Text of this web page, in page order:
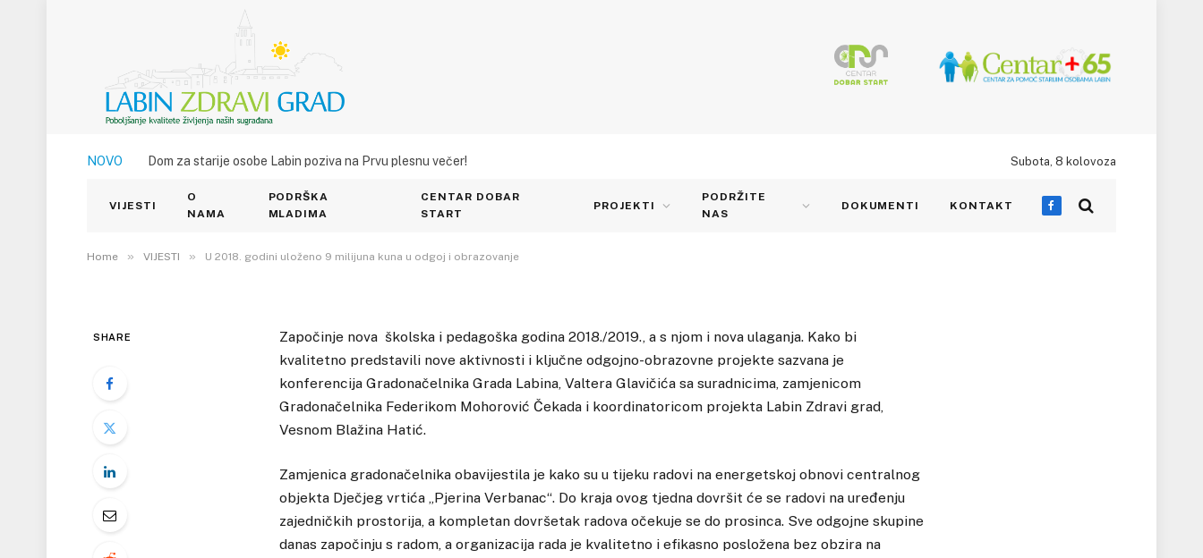
NOVO Dom za starije osobe Labin poziva na Prvu plesnu večer! Subota, 8 kolovoza
VIJESTI
O
NAMA
PODRŠKA
MLADIMA
CENTAR DOBAR
START
PROJEKTI
PODRŽITE
NAS
DOKUMENTI KONTAKT
Facebook
Home » VIJESTI » U 2018. godini uloženo 9 milijuna kuna u odgoj i obrazovanje
VIJESTI
U 2018. godini uloženo 9 milijuna kuna u odgoj i
obrazovanje
3. RUJNA 2018. 2VIEWS
SHARE
Započinje nova školska i pedagoška godina 2018./2019., a s njom i nova ulaganja. Kako bi
kvalitetno predstavili nove aktivnosti i ključne odgojno-obrazovne projekte sazvana je
konferencija Gradonačelnika Grada Labina, Valtera Glavičića sa suradnicima, zamjenicom
Gradonačelnika Federikom Mohorović Čekada i koordinatoricom projekta Labin Zdravi grad,
Vesnom Blažina Hatić.
Zamjenica gradonačelnika obavijestila je kako su u tijeku radovi na energetskoj obnovi centralnog
objekta Dječjeg vrtića „Pjerina Verbanac“. Do kraja ovog tjedna dovršit će se radovi na uređenju
zajedničkih prostorija, a kompletan dovršetak radova očekuje se do prosinca. Sve odgojne skupine
danas započinju s radom, a organizacija rada je kvalitetno i efikasno posložena bez obzira na